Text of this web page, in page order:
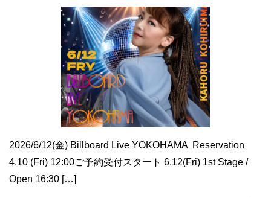
2026/6/12(金) Billboard Live YOKOHAMA ​ Reservation
4.10 (Fri) 12:00ご予約受付スタート 6.12(Fri) 1st Stage /
Open 16:30 […]